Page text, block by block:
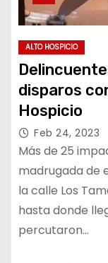
ALTO HOSPICIO
disparos
Hospicio
Feb 24, 2023
Más de 25
madrugada de
la calle Los
hasta donde
percutaron…